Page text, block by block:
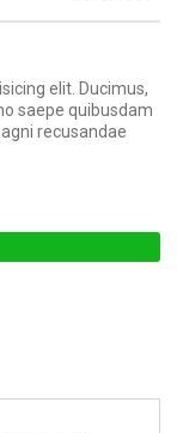
elit. Ducimus,
saepe quibusdam
recusandae